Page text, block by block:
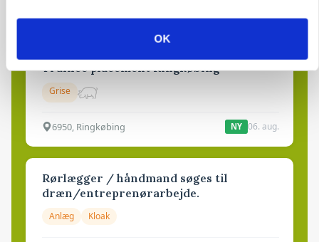
OK
Trainee placement Ringkøbing
Grise
6950, Ringkøbing NY 06. aug.
Rørlægger / håndmand søges til
dræn/entreprenørarbejde.
Anlæg Kloak